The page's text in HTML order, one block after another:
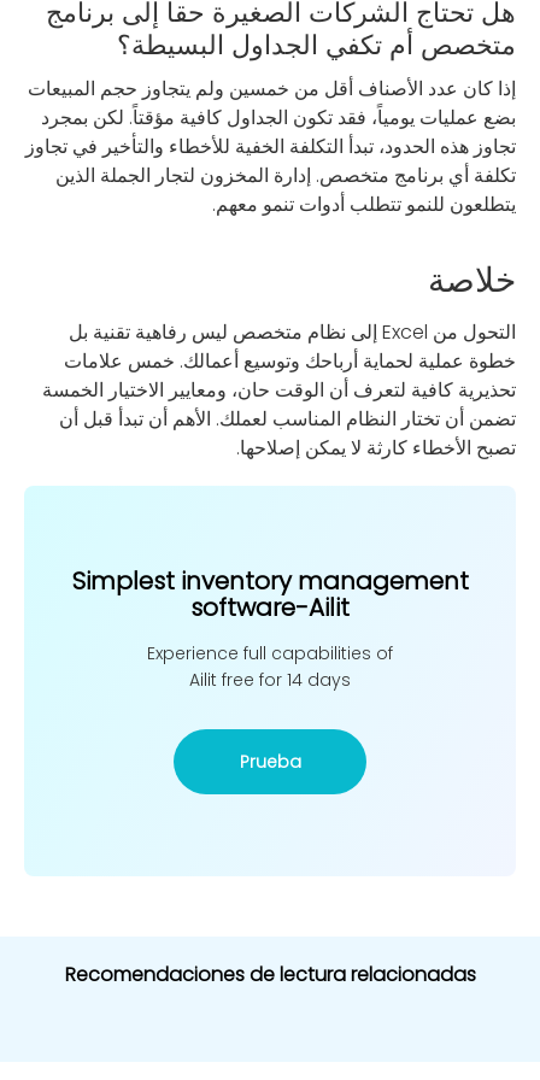
هل تحتاج الشركات الصغيرة حقاً إلى برنامج
متخصص أم تكفي الجداول البسيطة؟
إذا كان عدد الأصناف أقل من خمسين ولم يتجاوز حجم المبيعات
بضع عمليات يومياً، فقد تكون الجداول كافية مؤقتاً. لكن بمجرد
تجاوز هذه الحدود، تبدأ التكلفة الخفية للأخطاء والتأخير في تجاوز
تكلفة أي برنامج متخصص. إدارة المخزون لتجار الجملة الذين
يتطلعون للنمو تتطلب أدوات تنمو معهم.
خلاصة
التحول من Excel إلى نظام متخصص ليس رفاهية تقنية بل
خطوة عملية لحماية أرباحك وتوسيع أعمالك. خمس علامات
تحذيرية كافية لتعرف أن الوقت حان، ومعايير الاختيار الخمسة
تضمن أن تختار النظام المناسب لعملك. الأهم أن تبدأ قبل أن
تصبح الأخطاء كارثة لا يمكن إصلاحها.
Simplest inventory management
software-Ailit
Experience full capabilities of
Ailit free for 14 days
Prueba
Recomendaciones de lectura relacionadas